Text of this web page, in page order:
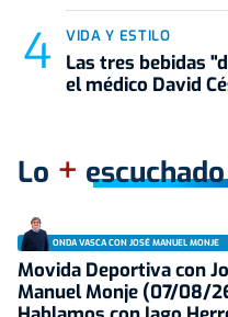
VIDA Y ESTILO
Las tres bebidas
el médico David
Lo + escuchado
ONDA VASCA CON JOSÉ MANUEL MONJE
Movida Deportiva con
Manuel Monje (07/08/